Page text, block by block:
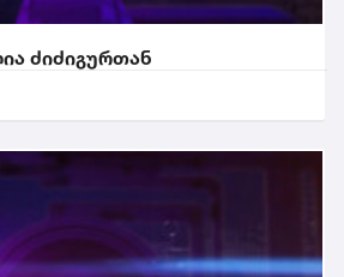
ძიძიგურთან